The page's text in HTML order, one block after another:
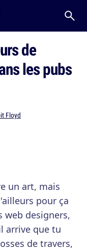
de
les pubs
Floyd
un art, mais
pour ça
web designers,
arrive que tu
de travers,